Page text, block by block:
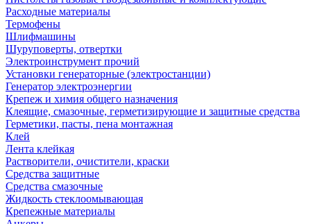
Расходные материалы
Термофены
Шлифмашины
Шуруповерты, отвертки
Электроинструмент прочий
Установки генераторные (электростанции)
Генератор электроэнергии
Крепеж и химия общего назначения
Клеящие, смазочные, герметизирующие и защитные средства
Герметики, пасты, пена монтажная
Клей
Лента клейкая
Растворители, очистители, краски
Средства защитные
Средства смазочные
Жидкость стеклоомывающая
Крепежные материалы